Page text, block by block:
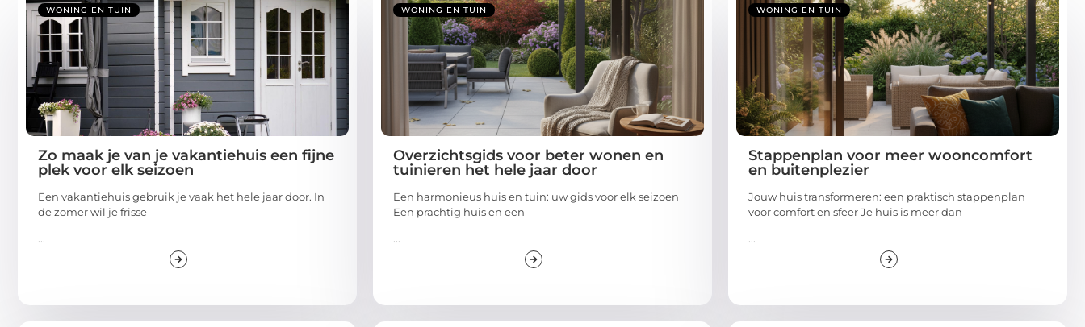
WONING EN TUIN
Zo maak je van je vakantiehuis een fijne
plek voor elk seizoen
Een vakantiehuis gebruik je vaak het hele jaar door. In
de zomer wil je frisse
WONING EN TUIN
Overzichtsgids voor beter wonen en
tuinieren het hele jaar door
Een harmonieus huis en tuin: uw gids voor elk seizoen
Een prachtig huis en een
WONING EN TUIN
Stappenplan voor meer wooncomfort
en buitenplezier
Jouw huis transformeren: een praktisch stappenplan
voor comfort en sfeer Je huis is meer dan